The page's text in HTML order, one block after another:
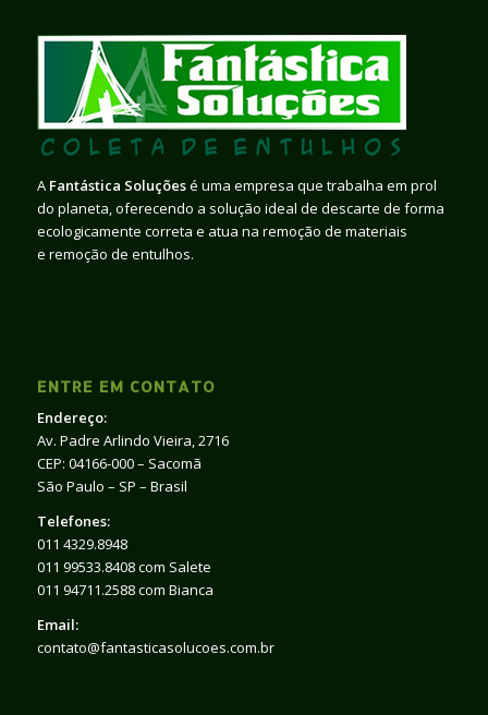
A Fantástica Soluçõesé uma empresa que trabalha em prol
do planeta, oferecendo a solução ideal de descarte de forma
ecologicamente correta e atua na remoção de materiais
e remoção de entulhos.
ENTRE EM CONTATO
Endereço:
Av. Padre Arlindo Vieira, 2716
CEP: 04166-000 – Sacomã
São Paulo – SP – Brasil
Telefones:
011 4329.8948
011 99533.8408 com Salete
011 94711.2588 com Bianca
Email:
contato@fantasticasolucoes.com.br